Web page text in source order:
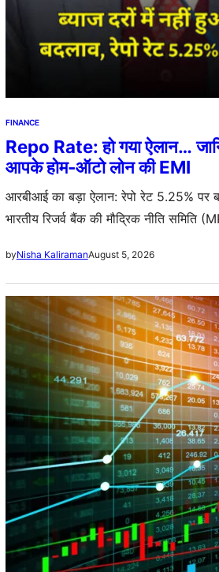
FINANCE
Repo Rate: हो गया ऐलान…
आपके होम-ऑटो लोन की EMI
आरबीआई का बड़ा ऐलान: रेपो रेट 5.25%
भारतीय रिजर्व बैंक की मौद्रिक नीति समिति
byNisha KaliramanAugust 5, 2026